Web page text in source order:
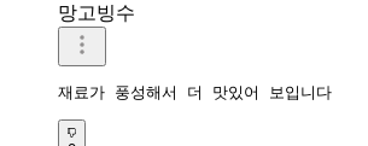
망고빙수
재료가 풍성해서 더 맛있어 보입니다